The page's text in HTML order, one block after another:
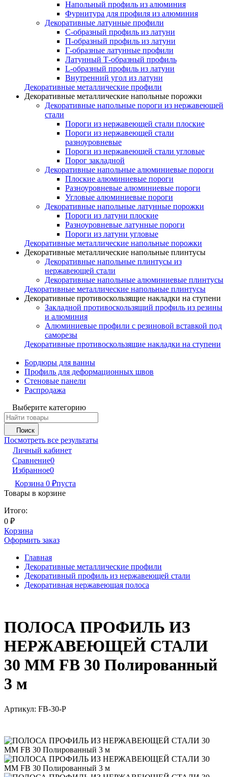
Напольный профиль из алюминия
Фурнитура для профиля из алюминия
Декоративные латунные профили
C-образный профиль из латуни
П-образный профиль из латуни
Г-образные латунные профили
Латунный Т-образный профиль
L-образный профиль из латуни
Внутренний угол из латуни
Декоративные металлические профили
Декоративные металлические напольные порожки
Декоративные напольные пороги из нержавеющей
стали
Пороги из нержавеющей стали плоские
Пороги из нержавеющей стали
разноуровневые
Пороги из нержавеющей стали угловые
Порог закладной
Декоративные напольные алюминиевые пороги
Плоские алюминиевые пороги
Разноуровневые алюминиевые пороги
Угловые алюминиевые пороги
Декоративные напольные латунные порожки
Пороги из латуни плоские
Разноуровневые латунные пороги
Пороги из латуни угловые
Декоративные металлические напольные порожки
Декоративные металлические напольные плинтусы
Декоративные напольные плинтусы из
нержавеющей стали
Декоративные напольные алюминиевые плинтусы
Декоративные металлические напольные плинтусы
Декоративные противоскользящие накладки на ступени
Закладной противоскользящий профиль из резины
и алюминия
Алюминиевые профили с резиновой вставкой под
саморезы
Декоративные противоскользящие накладки на ступени
Бордюры для ванны
Профиль для деформационных швов
Стеновые панели
Распродажа
Выберите категорию
Поиск
Посмотреть все результаты
Личный кабинет
Сравнение0
Избранное0
Корзина 0 ₽пуста
Товары в корзине
Итого:
0 ₽
Корзина
Оформить заказ
Главная
Декоративные металлические профили
Декоративный профиль из нержавеющей стали
Декоративная нержавеющая полоса
ПОЛОСА ПРОФИЛЬ ИЗ
НЕРЖАВЕЮЩЕЙ СТАЛИ
30 ММ FB 30 Полированный
3 м
Артикул: FB-30-P